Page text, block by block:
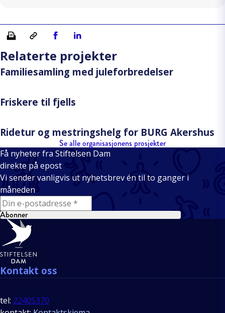
Skriv ut Kopiera länkDel på Facebook
Del på Linkedin
Relaterte projekter
Familiesamling med juleforbredelser
Friskere til fjells
Ridetur og mestringshelg for BURG Akershus
Se alle organisasjonens prosjekter
Få nyheter fra Stiftelsen Dam
direkte på epost
Vi sender vanligvis ut nyhetsbrev én til to ganger i
måneden
E-mail
Abonner
Bunntekst
Kontakt oss
tel: 22405370